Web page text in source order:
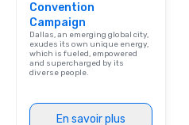
Convention
Campaign
Dallas, an emerging global city,
exudes its own unique energy,
which is fueled, empowered
and supercharged by its
diverse people.
En savoir plus